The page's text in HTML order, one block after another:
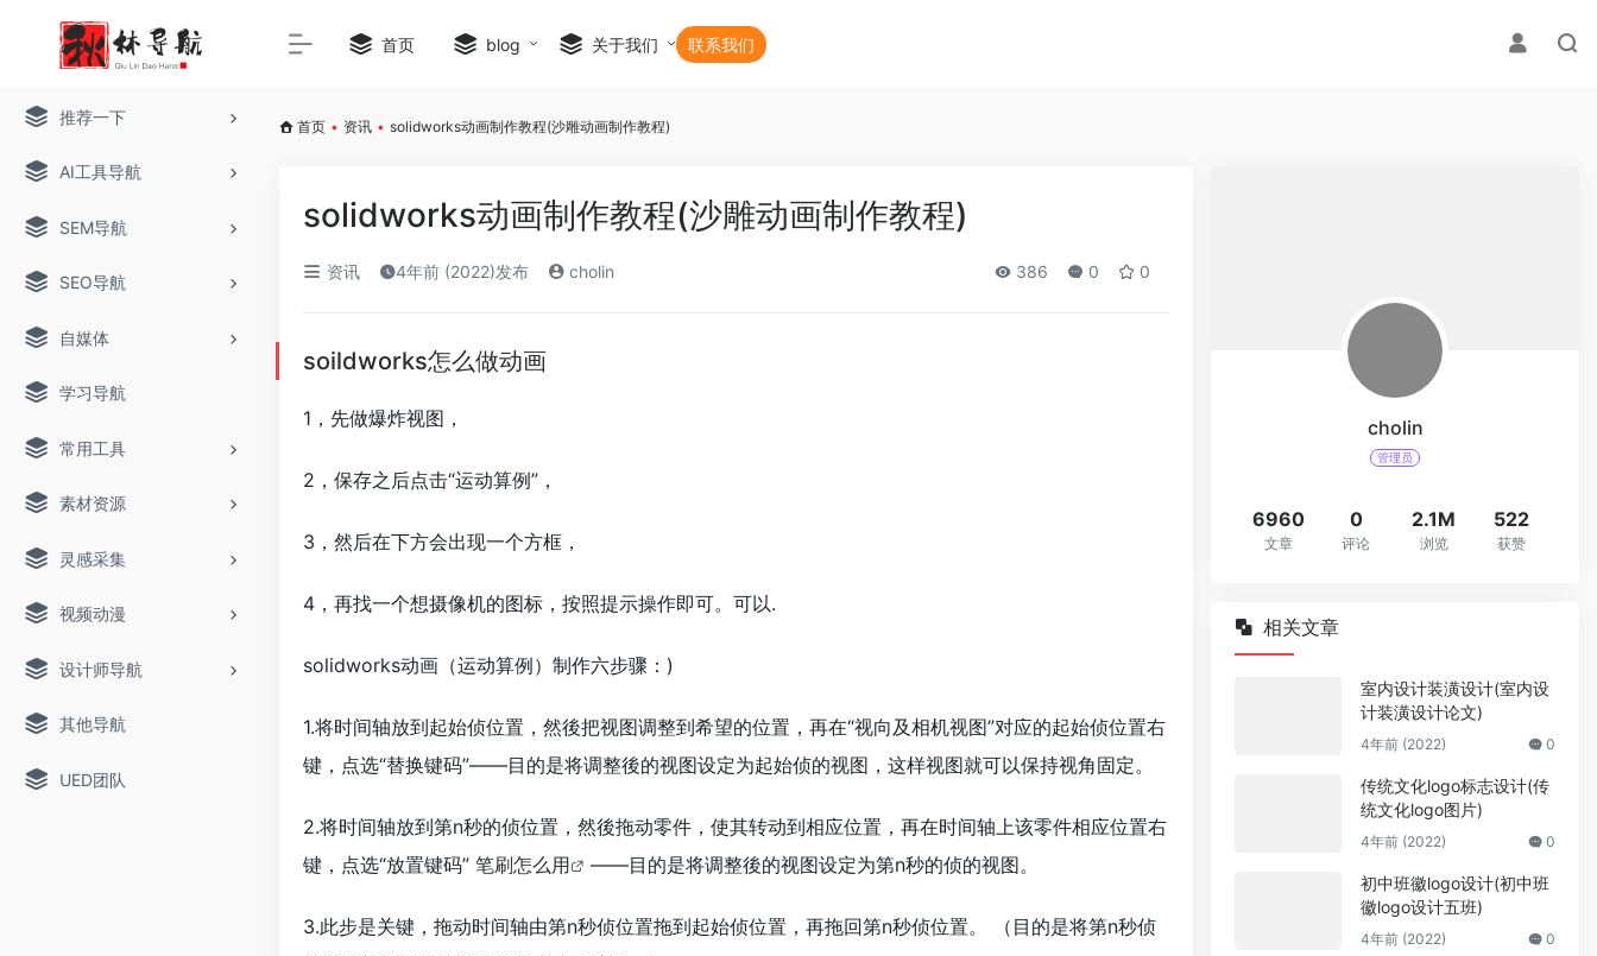
推荐一下
AI工具导航
SEM导航
SEO导航
自媒体
学习导航
常用工具
素材资源
灵感采集
视频动漫
设计师导航
其他导航
UED团队
首页 blog 关于我们 联系我们
首页 • 资讯 • solidworks动画制作教程(沙雕动画制作教程)
solidworks动画制作教程(沙雕动画制作教程)
资讯 4年前 (2022)发布 cholin 386 0 0
soildworks怎么做动画
1，先做爆炸视图，
2，保存之后点击“运动算例”，
3，然后在下方会出现一个方框，
4，再找一个想摄像机的图标，按照提示操作即可。可以.
solidworks动画（运动算例）制作六步骤：)
1.将时间轴放到起始侦位置，然後把视图调整到希望的位置，再在“视向及相机视图”对应的起始侦位置右
键，点选“替换键码”——目的是将调整後的视图设定为起始侦的视图，这样视图就可以保持视角固定。
2.将时间轴放到第n秒的侦位置，然後拖动零件，使其转动到相应位置，再在时间轴上该零件相应位置右
键，点选“放置键码” 笔刷怎么用 ——目的是将调整後的视图设定为第n秒的侦的视图。
3.此步是关键，拖动时间轴由第n秒侦位置拖到起始侦位置，再拖回第n秒侦位置。 （目的是将第n秒侦
cholin
管理员
6960
文章
0
评论
2.1M
浏览
522
获赞
相关文章
室内设计装潢设计(室内设
计装潢设计论文)
4年前 (2022) 0
传统文化logo标志设计(传
统文化logo图片)
4年前 (2022) 0
初中班徽logo设计(初中班
徽logo设计五班)
4年前 (2022) 0